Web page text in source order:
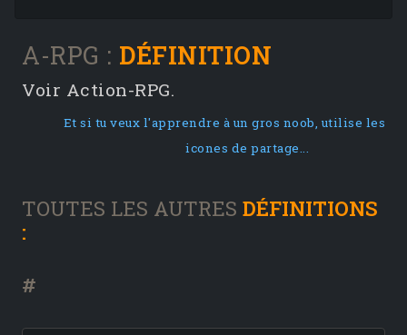
A-RPG : DÉFINITION
Voir Action-RPG.
Et si tu veux l'apprendre à un gros noob, utilise les
icones de partage...
TOUTES LES AUTRES DÉFINITIONS
:
#